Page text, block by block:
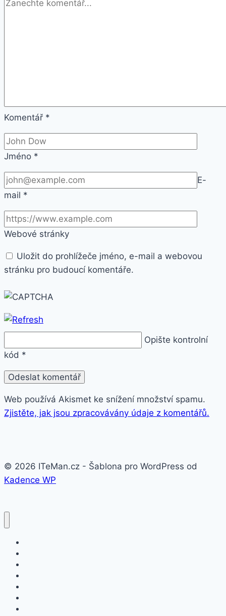
Komentář *
Jméno *
E-
mail *
Webové stránky
Uložit do prohlížeče jméno, e-mail a webovou
stránku pro budoucí komentáře.
Opište kontrolní
kód *
Web používá Akismet ke snížení množství spamu.
Zjistěte, jak jsou zpracovávány údaje z komentářů.
© 2026 ITeMan.cz - Šablona pro WordPress od
Kadence WP